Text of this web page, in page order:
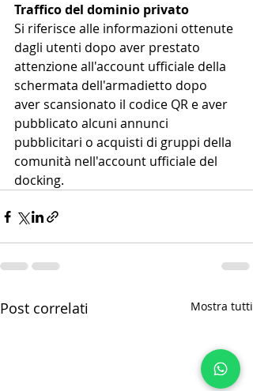
Traffico del dominio privato
Si riferisce alle informazioni ottenute
dagli utenti dopo aver prestato
attenzione all'account ufficiale della
schermata dell'armadietto dopo
aver scansionato il codice QR e aver
pubblicato alcuni annunci
pubblicitari o acquisti di gruppi della
comunità nell'account ufficiale del
docking.
Post correlati Mostra tutti